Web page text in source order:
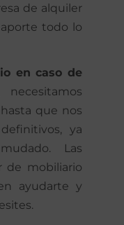
de alquiler
todo lo
en caso de
que nos
ya
Las
de mobiliario
ayudarte y